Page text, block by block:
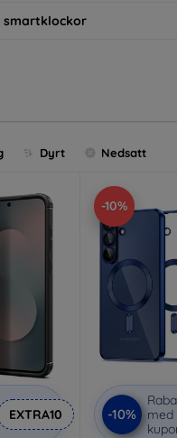
smartklockor
Dyrt Nedsatt
EXTRA10
-10%
-10%
med